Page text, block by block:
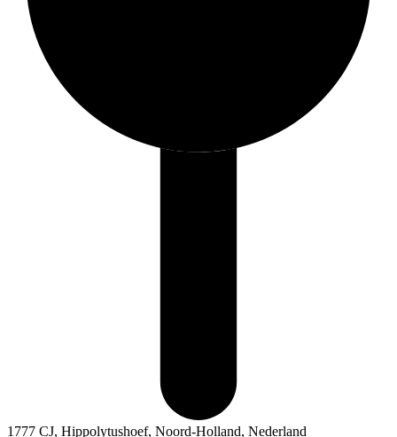
1777 CJ, Hippolytushoef, Noord-Holland, Nederland